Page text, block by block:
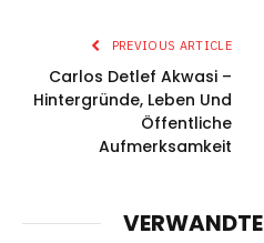
PREVIOUS ARTICLE
Carlos Detlef Akwasi –
Hintergründe, Leben Und
Öffentliche
Aufmerksamkeit
VERWANDTE